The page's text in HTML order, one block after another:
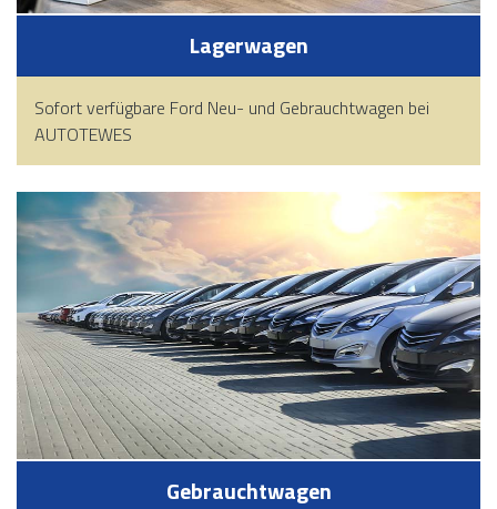
Lagerwagen
Sofort verfügbare Ford Neu- und Gebrauchtwagen bei
AUTOTEWES
Gebrauchtwagen